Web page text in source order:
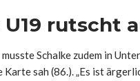
U19 rutscht
Schalke zudem in
sah (86.). „Es ist